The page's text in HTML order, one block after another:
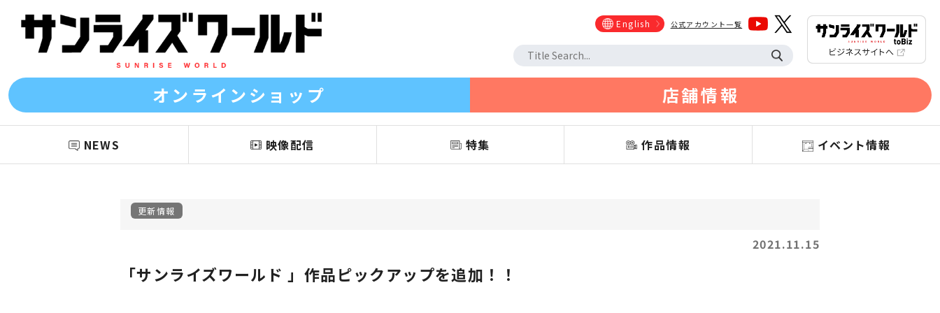
English 公式アカウント一覧
オンラインショップ 店舗情報
NEWS 映像配信 特集 作品情報 イベント情報
更新情報
2021.11.15
「サンライズワールド 」作品ピックアップを追加！！